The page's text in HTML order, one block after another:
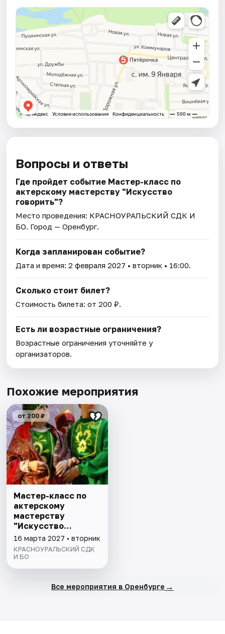
Вопросы и ответы
Где пройдет событие Мастер-класс по
актерскому мастерству "Искусство
говорить"?
Место проведения: КРАСНОУРАЛЬСКИЙ СДК И
БО. Город — Оренбург.
Когда запланирован событие?
Дата и время:2 февраля 2027 • вторник • 16:00.
Сколько стоит билет?
Стоимость билета: от 200 ₽.
Есть ли возрастные ограничения?
Возрастные ограничения уточняйте у
организаторов.
Похожие мероприятия
от 200 ₽
Мастер-класс по
актерскому
мастерству
"Искусство
говорить"
16 марта 2027 • вторник
КРАСНОУРАЛЬСКИЙ СДК
И БО
Все мероприятия в Оренбурге →